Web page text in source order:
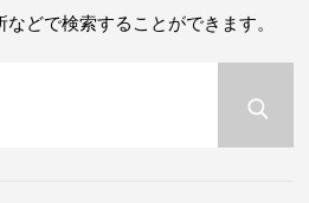
どで検索することができます。